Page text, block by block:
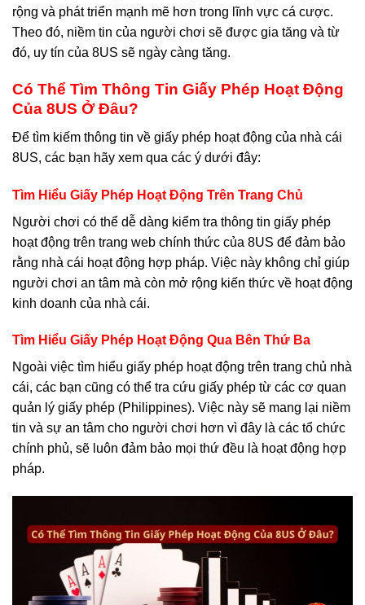
rộng và phát triển mạnh mẽ hơn trong lĩnh vực cá cược.
Theo đó, niềm tin của người chơi sẽ được gia tăng và từ
đó, uy tín của 8US sẽ ngày càng tăng.
Có Thể Tìm Thông Tin Giấy Phép Hoạt Động
Của 8US Ở Đâu?
Để tìm kiếm thông tin về giấy phép hoạt động của nhà cái
8US, các bạn hãy xem qua các ý dưới đây:
Tìm Hiểu Giấy Phép Hoạt Động Trên Trang Chủ
Người chơi có thể dễ dàng kiểm tra thông tin giấy phép
hoạt động trên trang web chính thức của 8US để đảm bảo
rằng nhà cái hoạt động hợp pháp. Việc này không chỉ giúp
người chơi an tâm mà còn mở rộng kiến thức về hoạt động
kinh doanh của nhà cái.
Tìm Hiểu Giấy Phép Hoạt Động Qua Bên Thứ Ba
Ngoài việc tìm hiểu giấy phép hoạt động trên trang chủ nhà
cái, các bạn cũng có thể tra cứu giấy phép từ các cơ quan
quản lý giấy phép (Philippines). Việc này sẽ mang lại niềm
tin và sự an tâm cho người chơi hơn vì đây là các tổ chức
chính phủ, sẽ luôn đảm bảo mọi thứ đều là hoạt động hợp
pháp.